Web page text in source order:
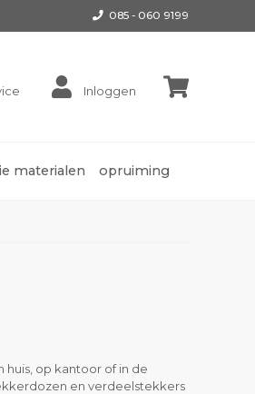
085 - 060 9199
Inloggen
materialen opruiming
op kantoor of in de
en verdeelstekkers